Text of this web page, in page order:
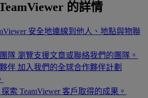
的詳情
安全地連線到他人、地點與物聯
隊 瀏覽支援文章或聯絡我們的團隊。
伴 加入我們的全球合作夥伴計劃
探索 TeamViewer 客戶取得的成果。